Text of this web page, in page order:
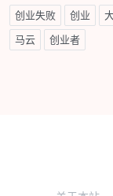
创业失败 创业
马云 创业者